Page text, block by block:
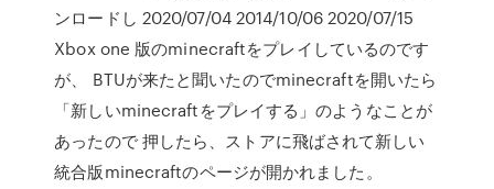
ンロードし 2020/07/04 2014/10/06 2020/07/15
Xbox one 版のminecraftをプレイしているのです
が、 BTUが来たと聞いたのでminecraftを開いたら
「新しいminecraftをプレイする」のようなことが
あったので 押したら、ストアに飛ばされて新しい
統合版minecraftのページが開かれました。